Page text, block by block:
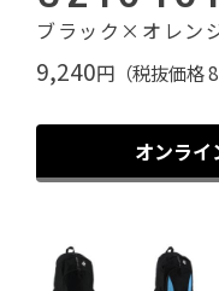
ブラック×オレン
9,240円（税抜価格
オンライ